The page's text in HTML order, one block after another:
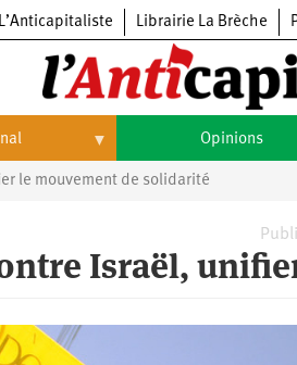
L’Anticapitaliste Librairie La Brèche
Opinions
Opinions
le mouvement de solidarité
Israël,